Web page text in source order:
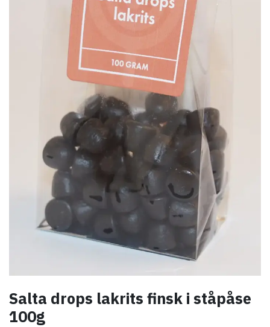
Salta drops lakrits finsk i ståpåse
100g